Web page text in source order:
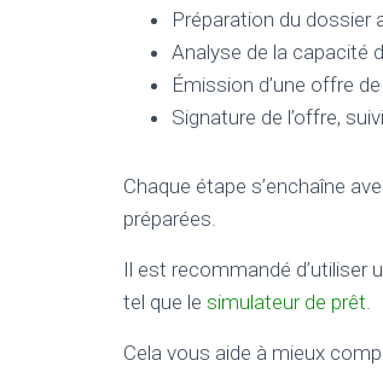
Préparation du dossier
Analyse de la capacité
Émission d’une offre
Signature de l’offre,
Chaque étape s’enchaîne
préparées.
Il est recommandé d’utiliser
tel que le simulateur de prêt.
Cela vous aide à mieux